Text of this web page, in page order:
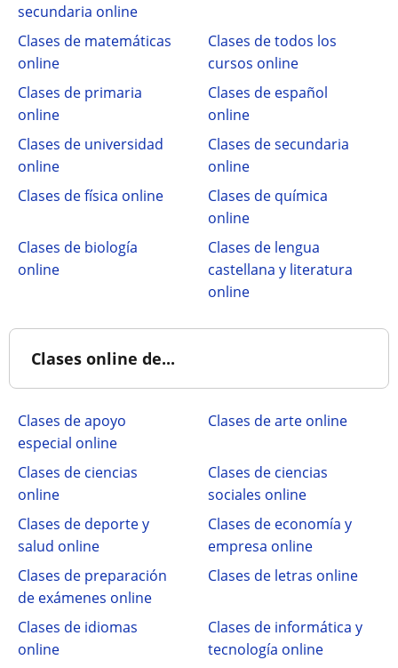
secundaria online
Clases de matemáticas
online
Clases de todos los
cursos online
Clases de primaria
online
Clases de español
online
Clases de universidad
online
Clases de secundaria
online
Clases de física online
Clases de química
online
Clases de biología
online
Clases de lengua
castellana y literatura
online
Clases online de...
Clases de apoyo
especial online
Clases de arte online
Clases de ciencias
online
Clases de ciencias
sociales online
Clases de deporte y
salud online
Clases de economía y
empresa online
Clases de preparación
de exámenes online
Clases de letras online
Clases de idiomas
online
Clases de informática y
tecnología online